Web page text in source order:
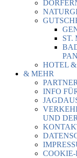
ST.
HOTEL
& MEHR
INFO
UND